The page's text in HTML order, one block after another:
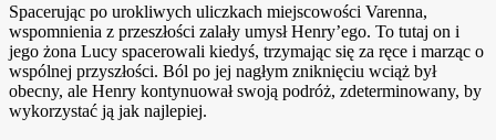
Spacerując po urokliwych uliczkach miejscowości Varenna,
wspomnienia z przeszłości zalały umysł Henry’ego. To tutaj on i
jego żona Lucy spacerowali kiedyś, trzymając się za ręce i marząc o
wspólnej przyszłości. Ból po jej nagłym zniknięciu wciąż był
obecny, ale Henry kontynuował swoją podróż, zdeterminowany, by
wykorzystać ją jak najlepiej.